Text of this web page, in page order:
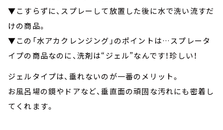
▼こすらずに、スプレーして放置した後に水で洗い流すだ
けの商品。
▼この「水アカクレンジング」のポイントは…スプレータ
イプの商品なのに、洗剤は“ジェル”なんです！珍しい！
ジェルタイプは、垂れないのが一番のメリット。
お風呂場の鏡やドアなど、垂直面の頑固な汚れにも密着し
てくれます。